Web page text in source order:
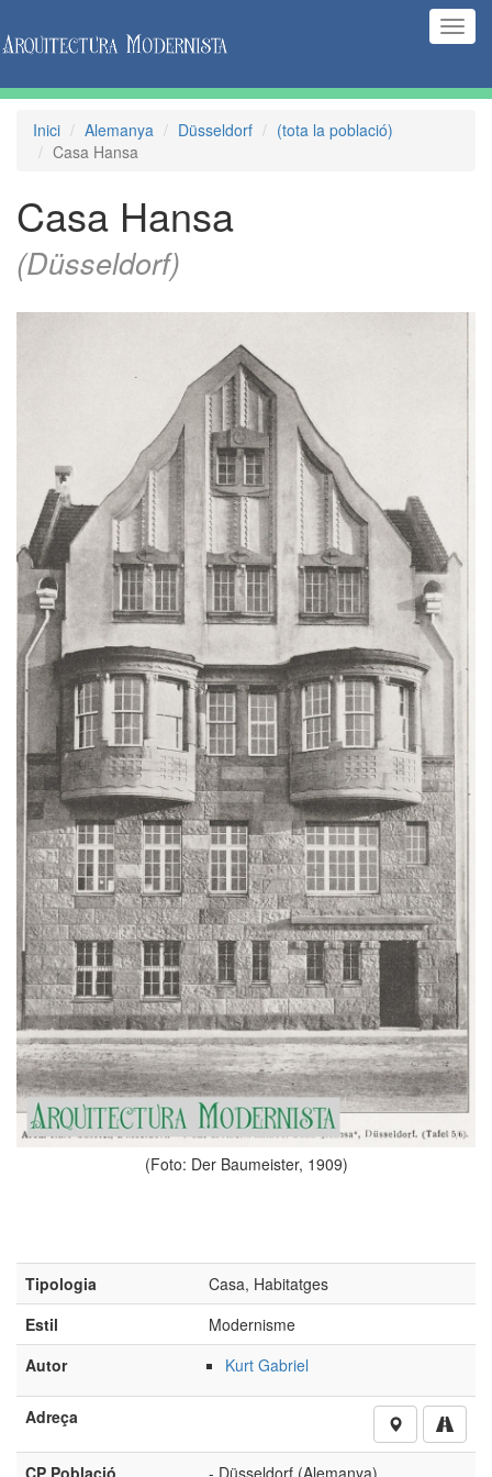
Inici Alemanya Düsseldorf
(tota la població)
Casa Hansa
Casa Hansa
(Düsseldorf)
(Foto: Der Baumeister, 1909)
Tipologia
Casa, Habitatges
Estil
Modernisme
Autor
Kurt Gabriel
Adreça
CP Població - Düsseldorf (Alemanya)